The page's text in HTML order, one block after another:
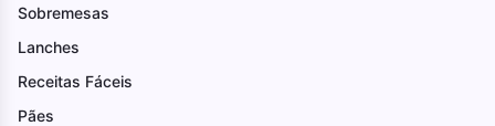
Sobremesas
Lanches
Receitas Fáceis
Pães